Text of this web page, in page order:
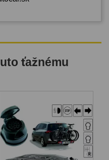
ťažnému